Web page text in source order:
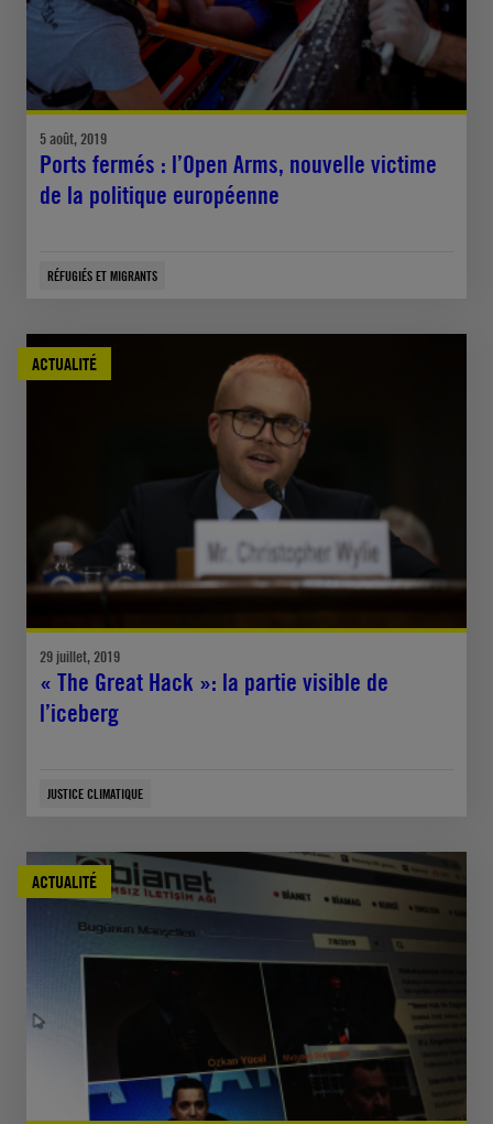
5 août, 2019
Ports fermés : l’Open Arms, nouvelle victime
de la politique européenne
RÉFUGIÉS ET MIGRANTS
ACTUALITÉ
29 juillet, 2019
« The Great Hack »: la partie visible de
l’iceberg
JUSTICE CLIMATIQUE
ACTUALITÉ